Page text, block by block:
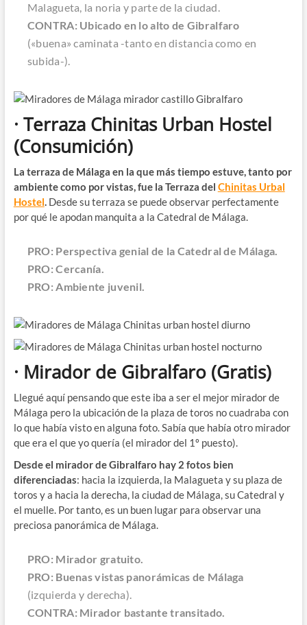
Malagueta, la noria y parte de la ciudad.
CONTRA: Ubicado en lo alto de Gibralfaro
(«buena» caminata -tanto en distancia como en
subida-).
· Terraza Chinitas Urban Hostel
(Consumición)
La terraza de Málaga en la que más tiempo estuve, tanto por
ambiente como por vistas, fue la Terraza del Chinitas Urbal
Hostel.Desde su terraza se puede observar perfectamente
por qué le apodan manquita a la Catedral de Málaga.
PRO: Perspectiva genial de la Catedral de Málaga.
PRO: Cercanía.
PRO: Ambiente juvenil.
· Mirador de Gibralfaro(Gratis)
Llegué aquí pensando que este iba a ser el mejor mirador de
Málaga pero la ubicación de la plaza de toros no cuadraba con
lo que había visto en alguna foto. Sabía que había otro mirador
que era el que yo quería (el mirador del 1º puesto).
Desde el mirador de Gibralfaro hay 2 fotos bien
diferenciadas: hacia la izquierda, la Malagueta y su plaza de
toros y a hacia la derecha, la ciudad de Málaga, su Catedral y
el muelle. Por tanto, es un buen lugar para observar una
preciosa panorámica de Málaga.
PRO: Mirador gratuito.
PRO: Buenas vistas panorámicas de Málaga
(izquierda y derecha).
CONTRA: Mirador bastante transitado.